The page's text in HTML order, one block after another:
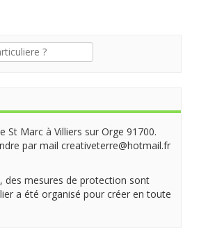
St Marc à Villiers sur Orge 91700.
par mail creativeterre@hotmail.fr
des mesures de protection sont
a été organisé pour créer en toute